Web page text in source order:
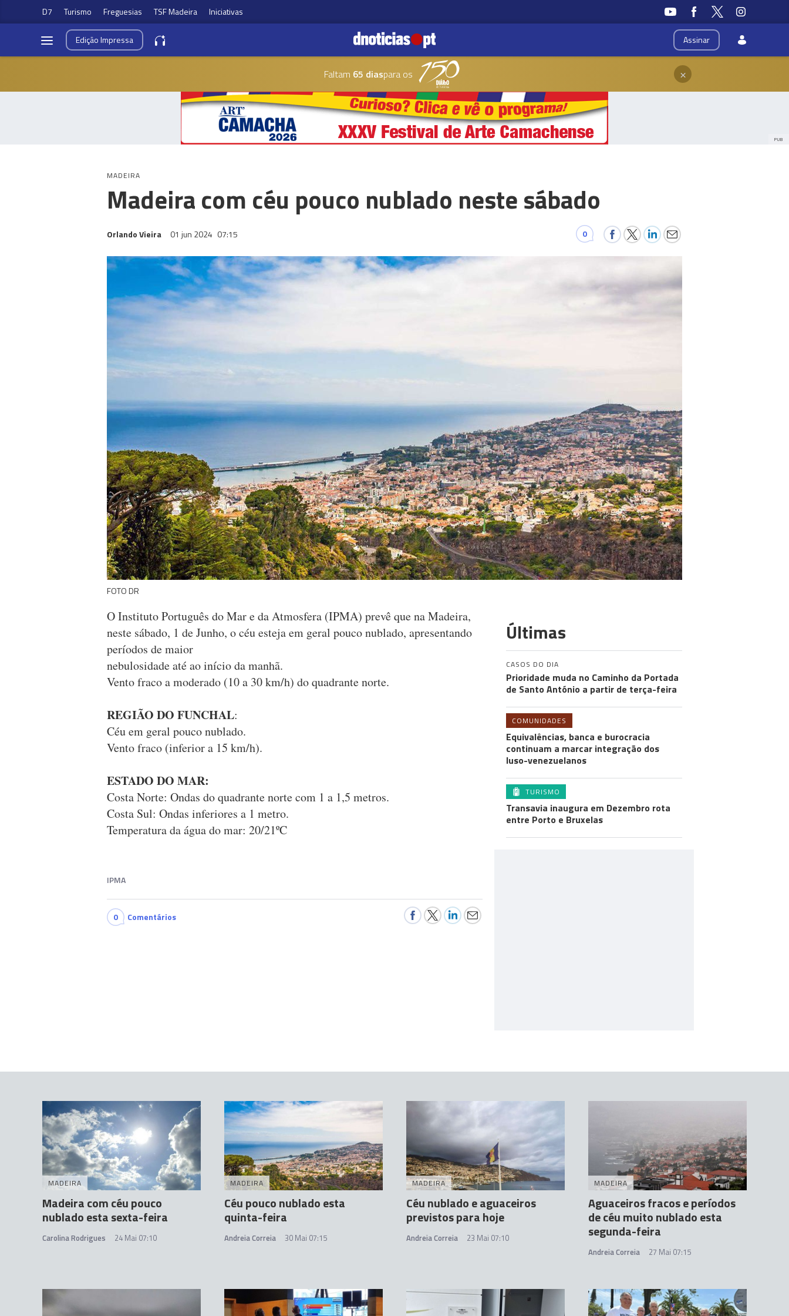
D7 Turismo Freguesias TSF Madeira Iniciativas
Assinar
EdiçãoImpressa
Faltam 65 diaspara os ×
PUB
MADEIRA
Madeira com céu pouco nublado neste sábado
Orlando Vieira 01 jun 2024 07:15 0
FOTO DR
O Instituto Português do Mar e da Atmosfera (IPMA) prevê que na Madeira,
neste sábado, 1 de Junho, o céu esteja em geral pouco nublado, apresentando
períodos de maior
nebulosidade até ao início da manhã.
Vento fraco a moderado (10 a 30 km/h) do quadrante norte.
REGIÃO DO FUNCHAL:
Céu em geral pouco nublado.
Vento fraco (inferior a 15 km/h).
ESTADO DO MAR:
Costa Norte: Ondas do quadrante norte com 1 a 1,5 metros.
Costa Sul: Ondas inferiores a 1 metro.
Temperatura da água do mar: 20/21ºC
IPMA
0 Comentários
Últimas
CASOS DO DIA
Prioridade muda no Caminho da Portada
de Santo António a partir de terça-feira
COMUNIDADES
Equivalências, banca e burocracia
continuam a marcar integração dos
luso-venezuelanos
TURISMO
Transavia inaugura em Dezembro rota
entre Porto e Bruxelas
MADEIRA
Madeira com céu pouco
nublado esta sexta-feira
Carolina Rodrigues 24 Mai 07:10
MADEIRA
Céu pouco nublado esta
quinta-feira
Andreia Correia 30 Mai 07:15
MADEIRA
Céu nublado e aguaceiros
previstos para hoje
Andreia Correia 23 Mai 07:10
MADEIRA
Aguaceiros fracos e períodos
de céu muito nublado esta
segunda-feira
Andreia Correia 27 Mai 07:15